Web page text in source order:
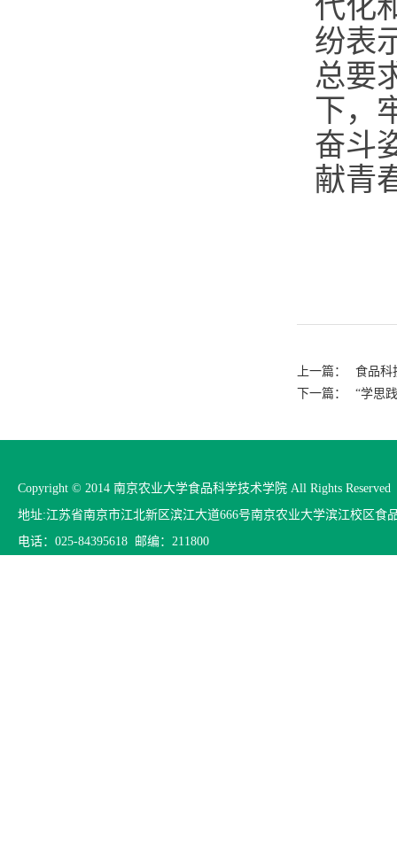
代化
纷表
总要
下，
奋斗
献青
上一篇：
食品科
下一篇：
“学思
Copyright © 2014 南京农业大学食品科学技术学院 All Rights Reserved
地址:江苏省南京市江北新区滨江大道666号南京农业大学滨江校区食
电话：025-84395618 邮编：211800